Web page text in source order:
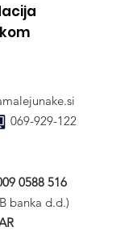
069-929-122
0588 516
banka d.d.)